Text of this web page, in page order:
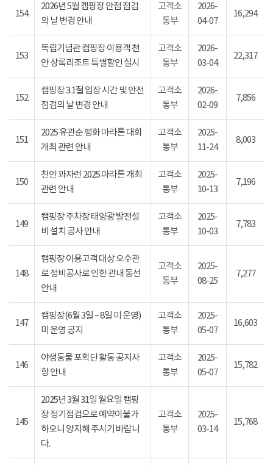
154
2026년 5월 캠핑장 안점 점검
의 날 변경 안내
고객소
통부
2026-
04-07
16,294
153
독립기념관 캠핑장 이용객 천
안 상록리조트 특별할인 실시
고객소
통부
2026-
03-04
22,317
152
캠핑장 3.1절 입장 시간 및 안전
점검의 날 변경 안내
고객소
통부
2026-
02-09
7,856
151
2025 유관순 평화 마라톤 대회
개최 관련 안내
고객소
통부
2025-
11-24
8,003
150
천안 꽈자런 2025 마라톤 개최
관련 안내
고객소
통부
2025-
10-13
7,196
149
캠핑장 주차장 태양광 발전설
비 설치 공사 안내
고객소
통부
2025-
10-03
7,783
148
캠핑장 이용고객 대상 오수관
로 정비공사로 인한 관내 동선
안내
고객소
통부
2025-
08-25
7,277
147
캠핑장(6월 3일 ~ 8일 미 운영)
미 운영 공지
고객소
통부
2025-
05-07
16,603
146
야생동물 포획단 활동 공지사
항 안내
고객소
통부
2025-
05-07
15,782
145
2025년 3월 31일 월요일 캠핑
장 정기점검으로 예약이불가
하오니 양지해 주시기 바랍니
다.
고객소
통부
2025-
03-14
15,768